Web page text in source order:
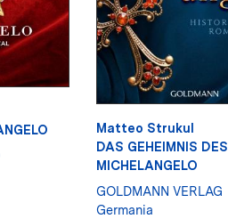
Matteo Strukul
DAS GEHEIMNIS DES
MICHELANGELO
GOLDMANN VERLAG
Germania